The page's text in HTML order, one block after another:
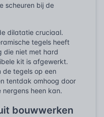
scheuren bij de
dilatatie cruciaal.
tegels heeft
die niet met hard
kit is afgewerkt.
de tegels op een
tentdak omhoog door
heen kan.
bouwwerken